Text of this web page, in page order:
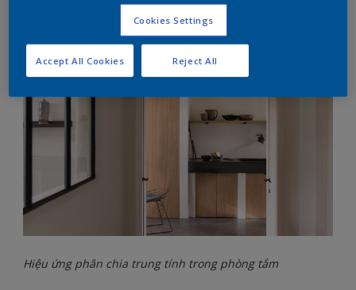
Nâng tầm không gian với sắc thái của màu xanh
Hiệu ứng phân chia trung tính trong phòng tắm
Cookies Settings
Reject All
Accept All Cookies